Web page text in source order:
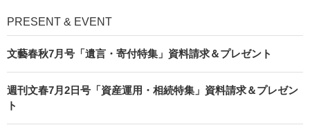
PRESENT & EVENT
文藝春秋7月号「遺言・寄付特集」資料請求＆プレゼント
週刊文春7月2日号「資産運用・相続特集」資料請求＆プレゼン
ト